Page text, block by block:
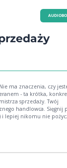
- ta krótka,
sprzedaży. Twój
handlowca. Sięgnij
i lepiej nikomu nie
nieodkryta -